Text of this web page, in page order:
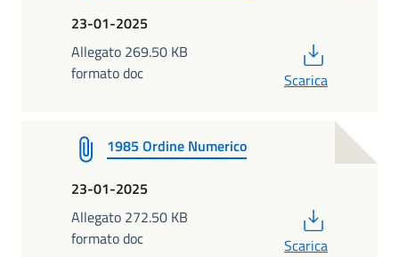
23-01-2025
Allegato 269.50 KB
formato doc
Scarica
1985 Ordine Numerico
23-01-2025
Allegato 272.50 KB
formato doc
Scarica